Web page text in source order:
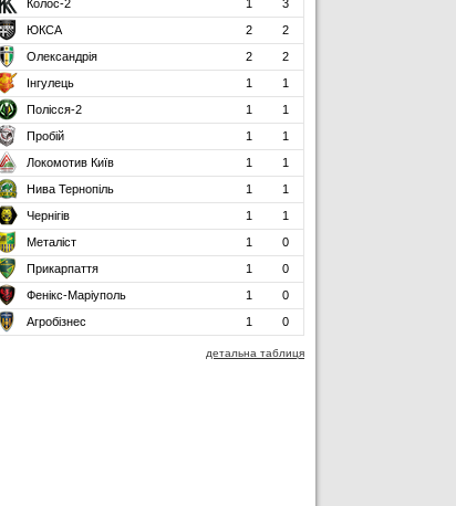
Колос-2 1
3
ЮКСА 2
2
Олександрія 2
2
Інгулець 1
1
Полісся-2 1
1
Пробій 1
1
Локомотив Київ 1
1
Нива Тернопіль 1
1
Чернігів 1
1
Металіст 1
0
Прикарпаття 1
0
Фенікс-Маріуполь 1
0
Агробізнес 1 0
детальна таблиця